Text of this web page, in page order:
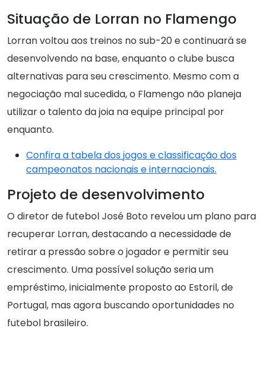
Situação de Lorran no Flamengo
Lorran voltou aos treinos no sub-20 e continuará se
desenvolvendo na base, enquanto o clube busca
alternativas para seu crescimento. Mesmo com a
negociação mal sucedida, o Flamengo não planeja
utilizar o talento da joia na equipe principal por
enquanto.
Confira a tabela dos jogos e classificação dos
campeonatos nacionais e internacionais.
Projeto de desenvolvimento
O diretor de futebol José Boto revelou um plano para
recuperar Lorran, destacando a necessidade de
retirar a pressão sobre o jogador e permitir seu
crescimento. Uma possível solução seria um
empréstimo, inicialmente proposto ao Estoril, de
Portugal, mas agora buscando oportunidades no
futebol brasileiro.